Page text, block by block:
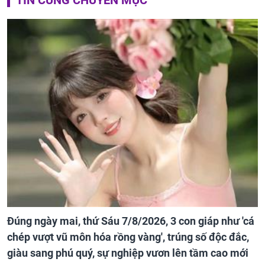
Đúng ngày mai, thứ Sáu 7/8/2026, 3 con giáp như 'cá
chép vượt vũ môn hóa rồng vàng', trúng số độc đắc,
giàu sang phú quý, sự nghiệp vươn lên tầm cao mới